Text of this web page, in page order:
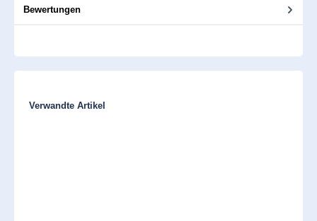
Bewertungen
Produktgalerie überspringen
Verwandte Artikel